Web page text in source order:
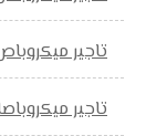
تاجير
تاجير